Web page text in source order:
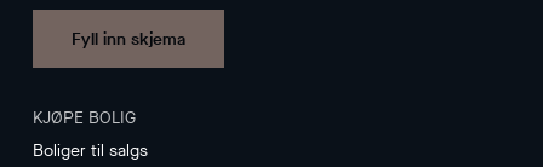
Fyll inn skjema
KJØPE BOLIG
Boliger til salgs